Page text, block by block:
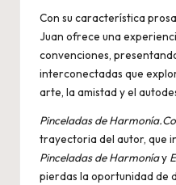
Con su característica
Juan ofrece una
convenciones,
interconectadas que
arte, la amistad y el
Pinceladas de
trayectoria del autor, que
Pinceladas de Harmoníay
pierdas la oportunidad de